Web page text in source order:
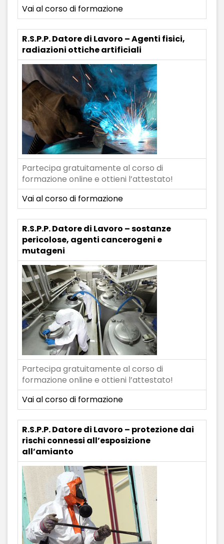
Vai al corso di formazione
R.S.P.P. Datore di Lavoro – Agenti fisici,
radiazioni ottiche artificiali
Partecipa gratuitamente al corso di
formazione online e ottieni l’attestato!
Vai al corso di formazione
R.S.P.P. Datore di Lavoro – sostanze
pericolose, agenti cancerogeni e
mutageni
Partecipa gratuitamente al corso di
formazione online e ottieni l’attestato!
Vai al corso di formazione
R.S.P.P. Datore di Lavoro – protezione dai
rischi connessi all’esposizione
all’amianto